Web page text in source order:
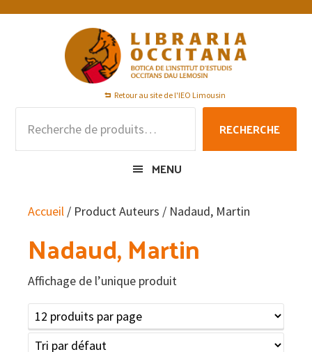
Passer
Passer
Passer
Retour au site de l'IEO Limousin
pour :
RECHERCHE
MENU
Accueil / Product Auteurs / Nadaud, Martin
Nadaud, Martin
Affichage de l’unique produit